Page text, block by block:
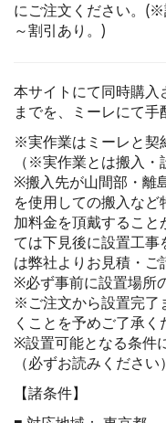
にご注文ください。(※
～割引あり。)
本サイトにて同時購入
までを、ミーレにて手
※実作業はミーレと契
（※実作業とは搬入・
※搬入先が山間部・離
を使用しての搬入など
加料金を頂戴すること
ては下見後に設置工事
は弊社よりお見積・ご
※必ず事前に設置場所
※ご注文から設置完了
くことを予めご了承く
※設置可能となる条件
（必ずお読みください）
【諸条件】